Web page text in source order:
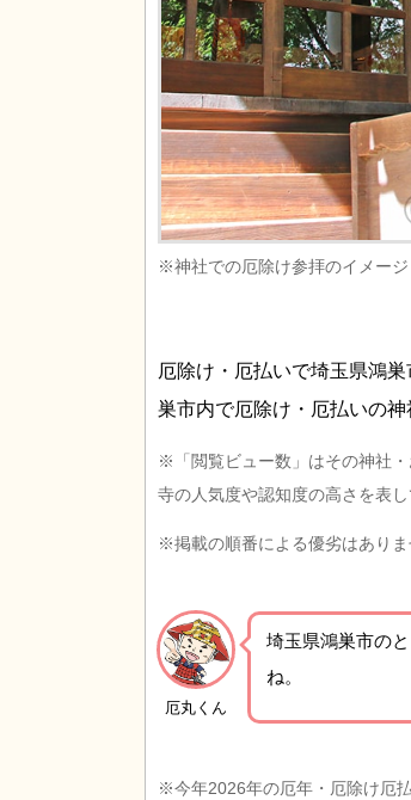
※神社での厄除け参拝のイメー
厄除け・厄払いで埼玉県鴻
巣市内で厄除け・厄払いの
※「閲覧ビュー数」はその神社
寺の人気度や認知度の高さを表し
※掲載の順番による優劣はありま
厄丸くん
埼玉県鴻巣市の
ね。
※今年2026年の厄年・厄除け厄